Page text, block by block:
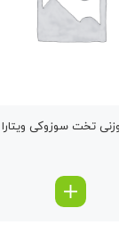
تخت سوزوکی ویتارا